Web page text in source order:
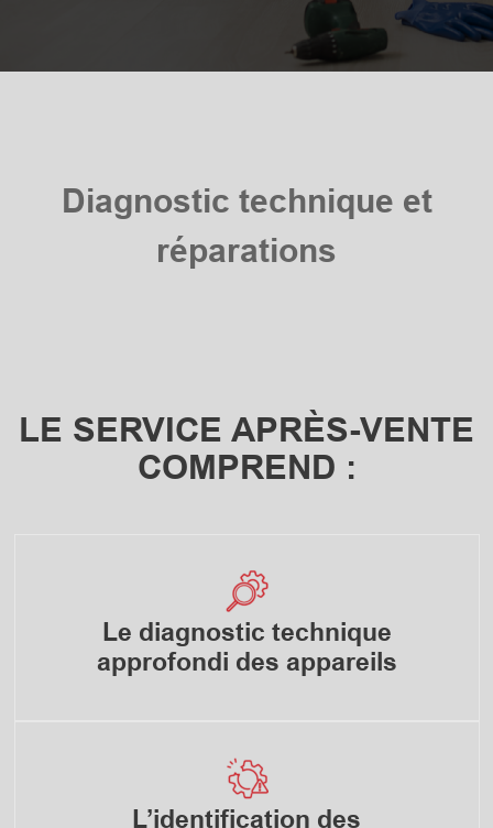
Diagnostic technique et
réparations
LE SERVICE APRÈS-VENTE
COMPREND :
Le diagnostic technique
approfondi des appareils
L’identification des